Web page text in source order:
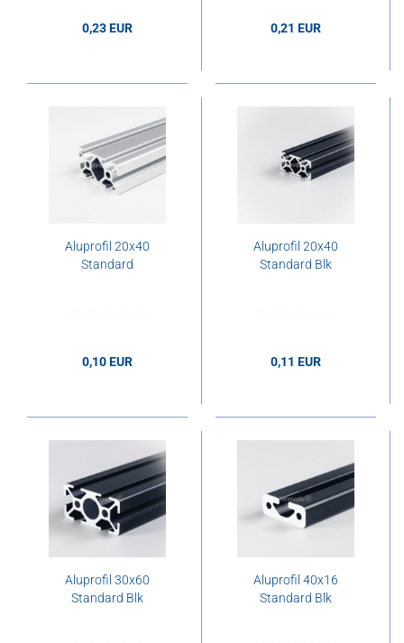
0,23 EUR 0,21 EUR
Aluprofil 20x40
Standard
0,10 EUR
Aluprofil 20x40
Standard Blk
0,11 EUR
Aluprofil 30x60
Standard Blk
Aluprofil 40x16
Standard Blk